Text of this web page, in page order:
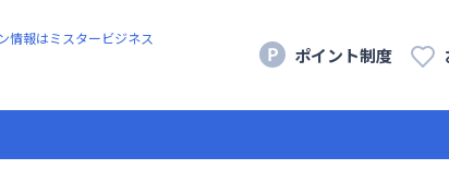
情報はミスタービジネス
ポイント制度